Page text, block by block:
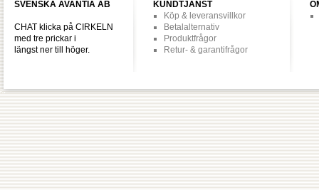
SVENSKA AVANTIA AB
CHAT klicka på CIRKELN
med tre prickar i
längst ner till höger.
KUNDTJÄNST
Köp & leveransvillkor
Betalalternativ
Produktfrågor
Retur- & garantifrågor